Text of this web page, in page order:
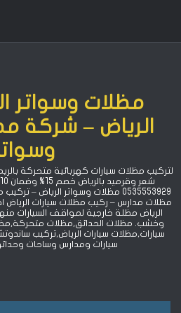
مظلات وسواتر
الرياض – شركة
لتركيب مظلات سيارات كهربائية متحركة
0535553929 مظلات وسواتر الرياض
مظلات مدارس – ركيب مظلات سيارات الرياض
الرياض مظلة خارجية لمواقف السيارات
وخشب. مظلات الحدائق,مظلات
سيارات,مظلات سيارات الرياض,تركيب
سيارات ومدارس وساحات